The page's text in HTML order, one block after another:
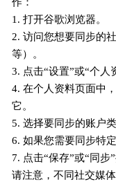
1. 打开谷歌浏览器。
2. 访问您想要同步的
等）。
3. 点击“设置”或“个人
4. 在个人资料页面中
它。
5. 选择要同步的账户
6. 如果您需要同步特
7. 点击“保存”或“同步
请注意，不同社交媒